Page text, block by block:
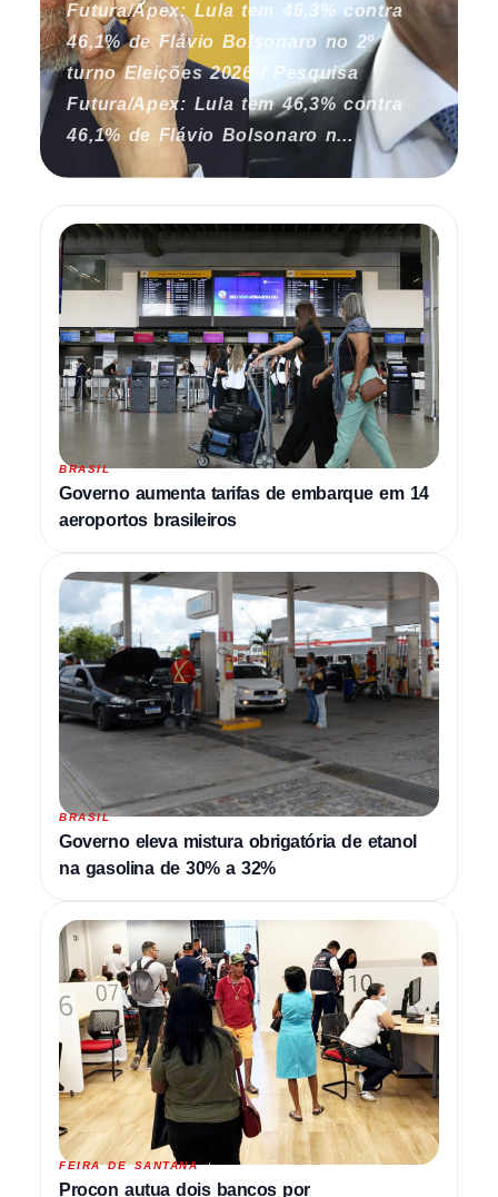
Futura/Apex: Lula tem 46,3% contra
46,1% de Flávio Bolsonaro no 2º
turno Eleições 2026 / Pesquisa
Futura/Apex: Lula tem 46,3% contra
46,1% de Flávio Bolsonaro n...
BRASIL
Governo aumenta tarifas de embarque em 14
aeroportos brasileiros
BRASIL
Governo eleva mistura obrigatória de etanol
na gasolina de 30% a 32%
FEIRA DE SANTANA
Procon autua dois bancos por